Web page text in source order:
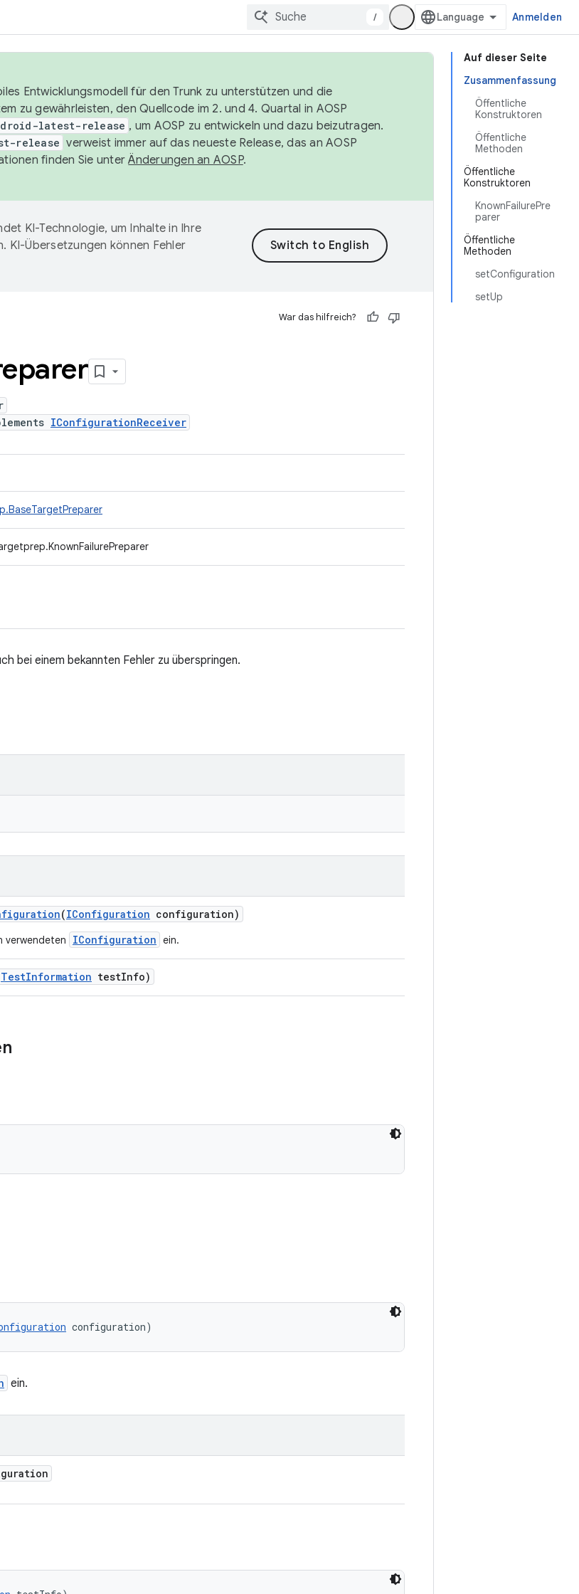
/ Anmelden
Auf dieser Seite
Zusammenfassung
Öffentliche
Konstruktoren
Öffentliche
Methoden
Öffentliche
Konstruktoren
KnownFailurePre
parer
Öffentliche
Methoden
setConfiguration
setUp
Entwicklungsmodell für den Trunk zu unterstützen und die
zu gewährleisten, den Quellcode im 2. und 4. Quartal in AOSP
latest-release , um AOSP zu entwickeln und dazu beizutragen.
release verweist immer auf das neueste Release, das an AOSP
finden Sie unterÄnderungen an AOSP.
KI-Technologie, um Inhalte in Ihre
KI-Übersetzungen können Fehler
War das hilfreich?
IConfigurationReceiver
bei einem bekannten Fehler zu überspringen.
(IConfiguration configuration)
verwendeten IConfiguration ein.
TestInformation testInfo)
configuration)
ein.